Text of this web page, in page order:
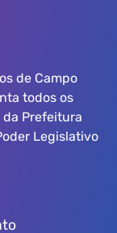
de Campo
todos os
Prefeitura
Legislativo